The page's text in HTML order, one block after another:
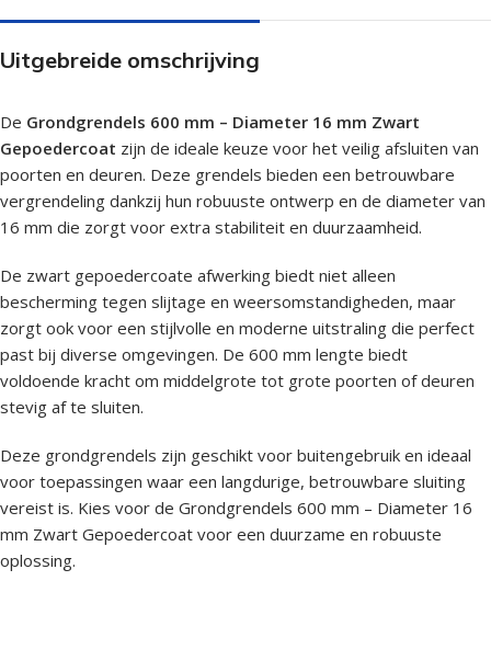
Uitgebreide omschrijving
De Grondgrendels 600 mm – Diameter 16 mm Zwart
Gepoedercoat zijn de ideale keuze voor het veilig afsluiten van
poorten en deuren. Deze grendels bieden een betrouwbare
vergrendeling dankzij hun robuuste ontwerp en de diameter van
16 mm die zorgt voor extra stabiliteit en duurzaamheid.
De zwart gepoedercoate afwerking biedt niet alleen
bescherming tegen slijtage en weersomstandigheden, maar
zorgt ook voor een stijlvolle en moderne uitstraling die perfect
past bij diverse omgevingen. De 600 mm lengte biedt
voldoende kracht om middelgrote tot grote poorten of deuren
stevig af te sluiten.
Deze grondgrendels zijn geschikt voor buitengebruik en ideaal
voor toepassingen waar een langdurige, betrouwbare sluiting
vereist is. Kies voor de Grondgrendels 600 mm – Diameter 16
mm Zwart Gepoedercoat voor een duurzame en robuuste
oplossing.